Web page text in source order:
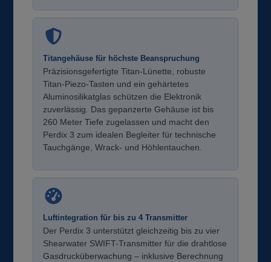
Titangehäuse für höchste Beanspruchung
Präzisionsgefertigte Titan-Lünette, robuste
Titan-Piezo-Tasten und ein gehärtetes
Aluminosilikatglas schützen die Elektronik
zuverlässig. Das gepanzerte Gehäuse ist bis
260 Meter Tiefe zugelassen und macht den
Perdix 3 zum idealen Begleiter für technische
Tauchgänge, Wrack- und Höhlentauchen.
Luftintegration für bis zu 4 Transmitter
Der Perdix 3 unterstützt gleichzeitig bis zu vier
Shearwater SWIFT-Transmitter für die drahtlose
Gasdrucküberwachung – inklusive Berechnung